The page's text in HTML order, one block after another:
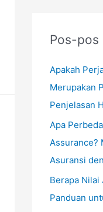
Pos-pos
Apakah
Merupakan
Penjelasan
Apa
Assurance?
Asuransi
Berapa Nilai
Panduan